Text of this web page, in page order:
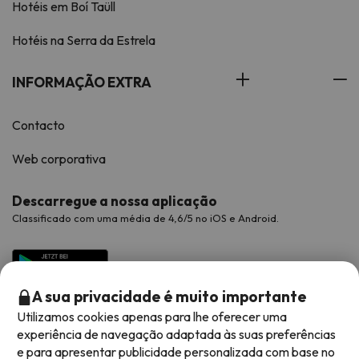
Hotéis em Boí Taüll
Hotéis na Serra da Estrela
INFORMAÇÃO EXTRA
Contacto
Web corporativa
Descarregue a nossa aplicação
Classificado com uma média de 4,6/5 no iOS e Android.
A sua privacidade é muito importante
Utilizamos cookies apenas para lhe oferecer uma
experiência de navegação adaptada às suas preferências
e para apresentar publicidade personalizada com base no